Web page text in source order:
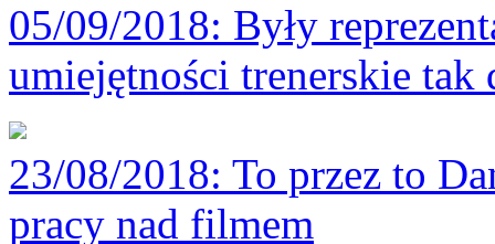
05/09/2018: Były
umiejętności trenerskie tak
23/08/2018: To przez to
pracy nad filmem